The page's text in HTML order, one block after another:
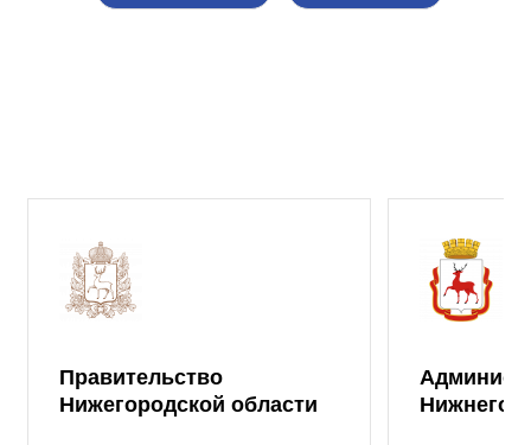
Правительство
Нижегородской области
Нижнего